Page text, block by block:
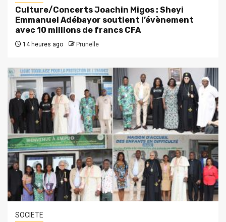
Culture/Concerts Joachin Migos : Sheyi
Emmanuel Adébayor soutient l’évènement
avec 10 millions de francs CFA
14 heures ago Prunelle
SOCIETE